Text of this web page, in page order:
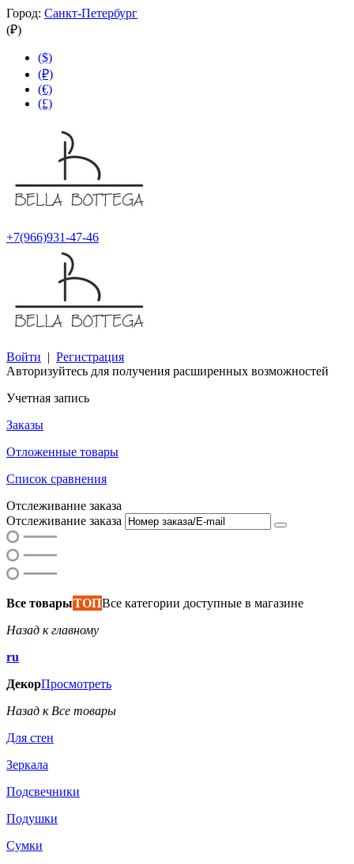
Город: Санкт-Петербург
(₽)
($)
(₽)
(€)
(£)
+7(966)931-47-46
Войти | Регистрация
Авторизуйтесь для получения расширенных возможностей
Учетная запись
Заказы
Отложенные товары
Список сравнения
Отслеживание заказа
Отслеживание заказа
Все товарыТОПВсе категории доступные в магазине
Назад к главному
ru
ДекорПросмотреть
Назад к Все товары
Для стен
Зеркала
Подсвечники
Подушки
Сумки